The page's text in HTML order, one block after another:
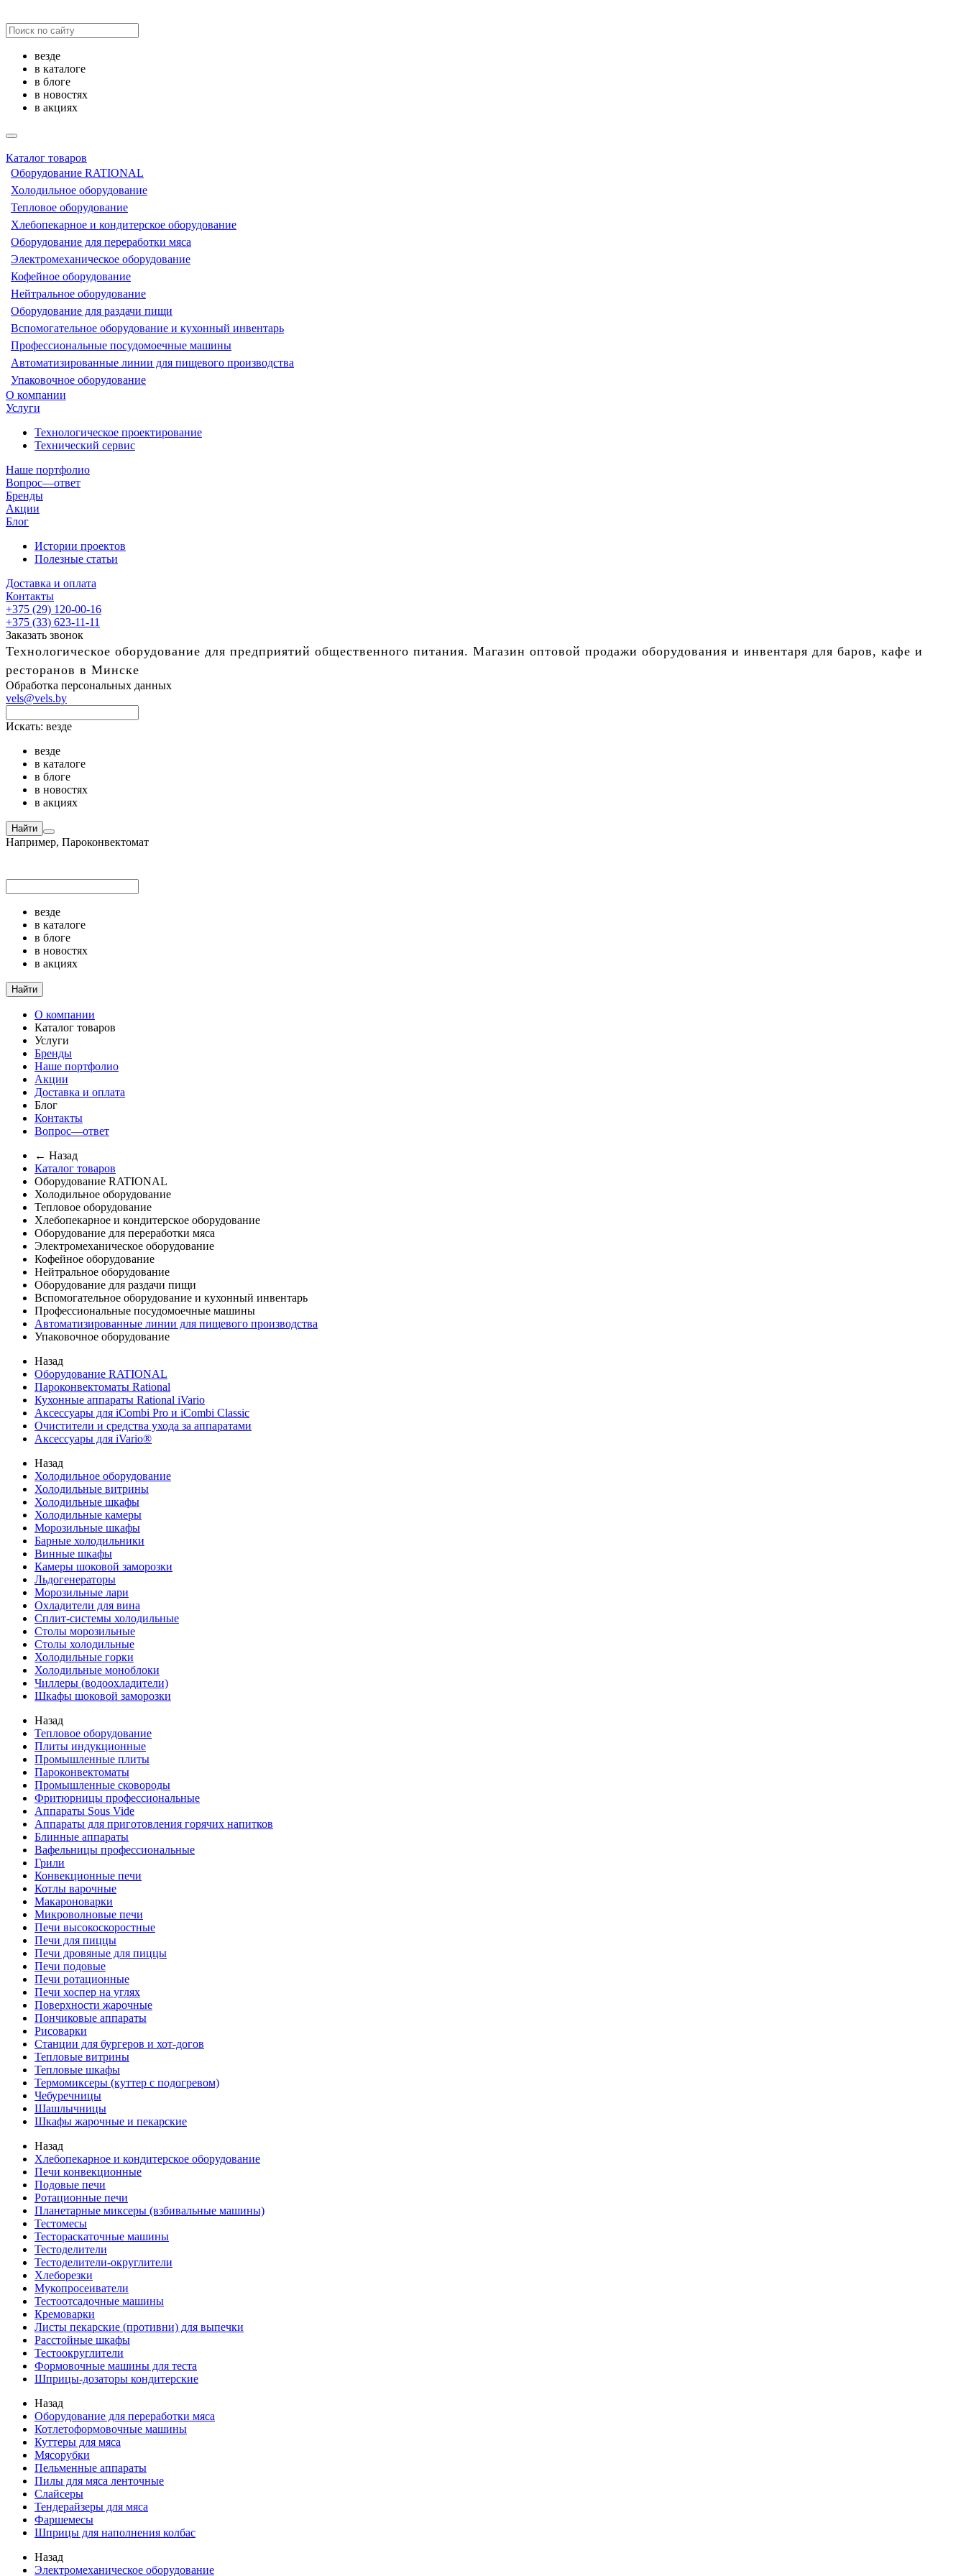
везде
в каталоге
в блоге
в новостях
в акциях
Каталог товаров
Оборудование RATIONAL
Холодильное оборудование
Тепловое оборудование
Хлебопекарное и кондитерское оборудование
Оборудование для переработки мяса
Электромеханическое оборудование
Кофейное оборудование
Нейтральное оборудование
Оборудование для раздачи пищи
Вспомогательное оборудование и кухонный инвентарь
Профессиональные посудомоечные машины
Автоматизированные линии для пищевого производства
Упаковочное оборудование
О компании
Услуги
Технологическое проектирование
Технический сервис
Наше портфолио
Вопрос—ответ
Бренды
Акции
Блог
Истории проектов
Полезные статьи
Доставка и оплата
Контакты
+375 (29) 120-00-16
+375 (33) 623-11-11
Заказать звонок
Технологическое оборудование для предприятий общественного питания. Магазин оптовой продажи оборудования и инвентаря для баров, кафе и
ресторанов в Минске
Обработка персональных данных
vels@vels.by
Искать: везде
везде
в каталоге
в блоге
в новостях
в акциях
Найти
Например, Пароконвектомат
везде
в каталоге
в блоге
в новостях
в акциях
Найти
О компании
Каталог товаров
Услуги
Бренды
Наше портфолио
Акции
Доставка и оплата
Блог
Контакты
Вопрос—ответ
← Назад
Каталог товаров
Оборудование RATIONAL
Холодильное оборудование
Тепловое оборудование
Хлебопекарное и кондитерское оборудование
Оборудование для переработки мяса
Электромеханическое оборудование
Кофейное оборудование
Нейтральное оборудование
Оборудование для раздачи пищи
Вспомогательное оборудование и кухонный инвентарь
Профессиональные посудомоечные машины
Автоматизированные линии для пищевого производства
Упаковочное оборудование
Назад
Оборудование RATIONAL
Пароконвектоматы Rational
Кухонные аппараты Rational iVario
Аксессуары для iCombi Pro и iCombi Classic
Очистители и средства ухода за аппаратами
Аксессуары для iVario®
Назад
Холодильное оборудование
Холодильные витрины
Холодильные шкафы
Холодильные камеры
Морозильные шкафы
Барные холодильники
Винные шкафы
Камеры шоковой заморозки
Льдогенераторы
Морозильные лари
Охладители для вина
Сплит-системы холодильные
Столы морозильные
Столы холодильные
Холодильные горки
Холодильные моноблоки
Чиллеры (водоохладители)
Шкафы шоковой заморозки
Назад
Тепловое оборудование
Плиты индукционные
Промышленные плиты
Пароконвектоматы
Промышленные сковороды
Фритюрницы профессиональные
Аппараты Sous Vide
Аппараты для приготовления горячих напитков
Блинные аппараты
Вафельницы профессиональные
Грили
Конвекционные печи
Котлы варочные
Макароноварки
Микроволновые печи
Печи высокоскоростные
Печи для пиццы
Печи дровяные для пиццы
Печи подовые
Печи ротационные
Печи хоспер на углях
Поверхности жарочные
Пончиковые аппараты
Рисоварки
Станции для бургеров и хот-догов
Тепловые витрины
Тепловые шкафы
Термомиксеры (куттер с подогревом)
Чебуречницы
Шашлычницы
Шкафы жарочные и пекарские
Назад
Хлебопекарное и кондитерское оборудование
Печи конвекционные
Подовые печи
Ротационные печи
Планетарные миксеры (взбивальные машины)
Тестомесы
Тестораскаточные машины
Тестоделители
Тестоделители-округлители
Хлеборезки
Мукопросеиватели
Тестоотсадочные машины
Кремоварки
Листы пекарские (противни) для выпечки
Расстойные шкафы
Тестоокруглители
Формовочные машины для теста
Шприцы-дозаторы кондитерские
Назад
Оборудование для переработки мяса
Котлетоформовочные машины
Куттеры для мяса
Мясорубки
Пельменные аппараты
Пилы для мяса ленточные
Слайсеры
Тендерайзеры для мяса
Фаршемесы
Шприцы для наполнения колбас
Назад
Электромеханическое оборудование